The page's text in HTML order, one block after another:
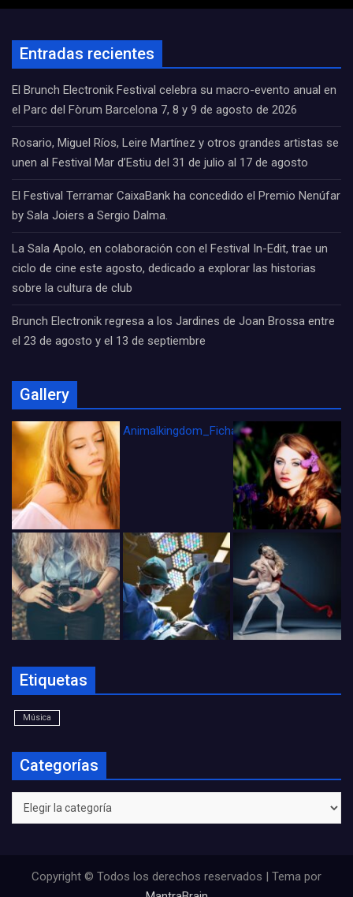
Entradas recientes
El Brunch Electronik Festival celebra su macro-evento anual en
el Parc del Fòrum Barcelona 7, 8 y 9 de agosto de 2026
Rosario, Miguel Ríos, Leire Martínez y otros grandes artistas se
unen al Festival Mar d’Estiu del 31 de julio al 17 de agosto
El Festival Terramar CaixaBank ha concedido el Premio Nenúfar
by Sala Joiers a Sergio Dalma.
La Sala Apolo, en colaboración con el Festival In-Edit, trae un
ciclo de cine este agosto, dedicado a explorar las historias
sobre la cultura de club
Brunch Electronik regresa a los Jardines de Joan Brossa entre
el 23 de agosto y el 13 de septiembre
Gallery
Animalkingdom_FichaCine
Etiquetas
Música
Categorías
Categorías
Copyright © Todos los derechos reservados | Tema por